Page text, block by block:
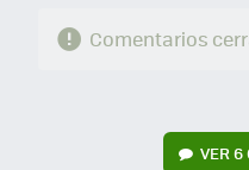
Comentarios
VER6